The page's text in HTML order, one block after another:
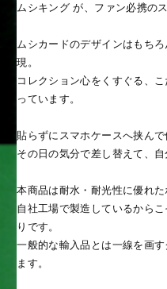
ムシキング が、ファン必携の
ムシカードのデザインはもち
現。
コレクション心をくすぐる、
っています。
貼らずにスマホケースへ挟んで
その日の気分で差し替えて、自
本商品は耐水・耐光性に優れた
自社工場で製造しているから
りです。
一般的な輸入品とは一線を画
ます。